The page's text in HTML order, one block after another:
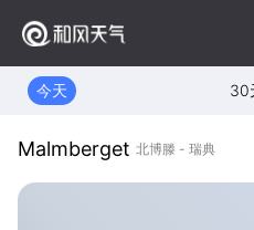
今天 30
Malmberget 北博滕 - 瑞典